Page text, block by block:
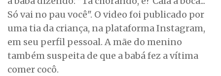
Só vai no pau você". O video foi publicado por
uma tia da criança, na plataforma Instagram,
em seu perfil pessoal. A mãe do menino
também suspeita de que a babá fez a vítima
comer cocô.